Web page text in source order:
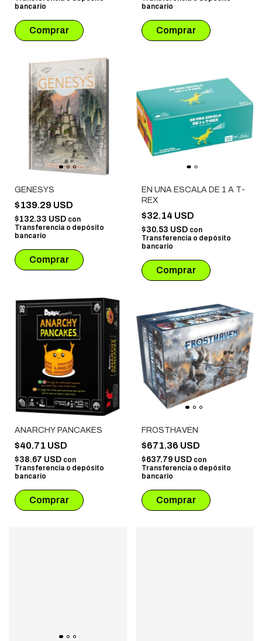
bancario
bancario
GENESYS
$139.29 USD
$132.33 USD con
Transferencia o depósito
bancario
EN UNA ESCALA DE 1 A T-
REX
$32.14 USD
$30.53 USD con
Transferencia o depósito
bancario
ANARCHY PANCAKES
$40.71 USD
$38.67 USD con
Transferencia o depósito
bancario
FROSTHAVEN
$671.36 USD
$637.79 USD con
Transferencia o depósito
bancario